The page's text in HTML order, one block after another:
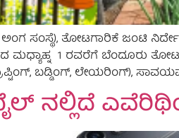
ಸಂಸ್ಥೆ), ತೋಟಗಾರಿಕೆ ಜಂಟಿ
ಮಧ್ಯಾಹ್ನ 1 ರವರೆಗೆ ಬೆಂದೂರು
ಬಡ್ಡಿಂಗ್, ಲೇಯರಿಂಗ್),
ನಲ್ಲಿದೆ